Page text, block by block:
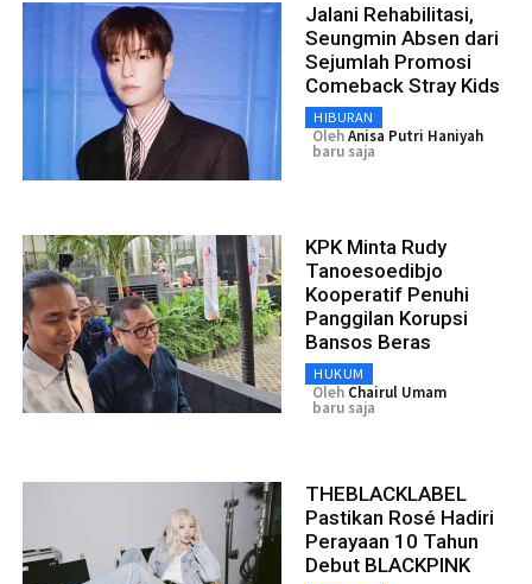
Jalani Rehabilitasi,
Seungmin Absen dari
Sejumlah Promosi
Comeback Stray Kids
HIBURAN
OlehAnisa Putri Haniyah
baru saja
KPK Minta Rudy
Tanoesoedibjo
Kooperatif Penuhi
Panggilan Korupsi
Bansos Beras
HUKUM
Oleh Chairul Umam
baru saja
THEBLACKLABEL
Pastikan Rosé Hadiri
Perayaan 10 Tahun
Debut BLACKPINK